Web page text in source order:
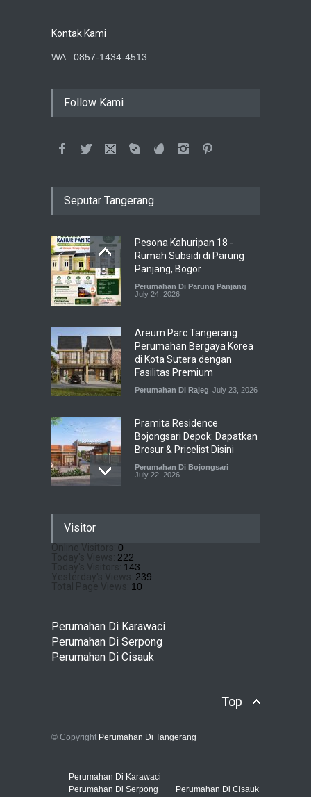
Kontak Kami
WA : 0857-1434-4513
Follow Kami
Seputar Tangerang
Pesona Kahuripan 18 -
Rumah Subsidi di Parung
Panjang, Bogor
Perumahan Di Parung Panjang
July 24, 2026
Areum Parc Tangerang:
Perumahan Bergaya Korea
di Kota Sutera dengan
Fasilitas Premium
Perumahan Di Rajeg July 23, 2026
Pramita Residence
Bojongsari Depok: Dapatkan
Brosur & Pricelist Disini
Perumahan Di Bojongsari
July 22, 2026
July 3, 2026
Nuansa Resort di Gading
Serpong
Perumahan Di Serpong
Visitor
0
222
143
239
10
Perumahan Di Karawaci
Perumahan Di Serpong
Perumahan Di Cisauk
Top
© Copyright Perumahan Di Tangerang
Perumahan Di Karawaci
Perumahan Di Serpong
Perumahan Di Cisauk